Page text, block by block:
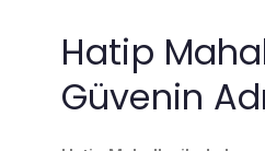
Hatip
Güvenin